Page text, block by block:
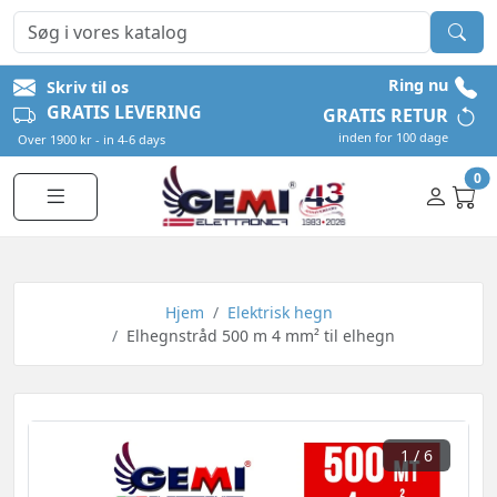
Skriv til os Ring nu
GRATIS LEVERING
Over 1900 kr - in 4-6 days
GRATIS RETUR
inden for 100 dage
0
Hjem
Elektrisk hegn
Elhegnstråd 500 m 4 mm² til elhegn
1/ 6